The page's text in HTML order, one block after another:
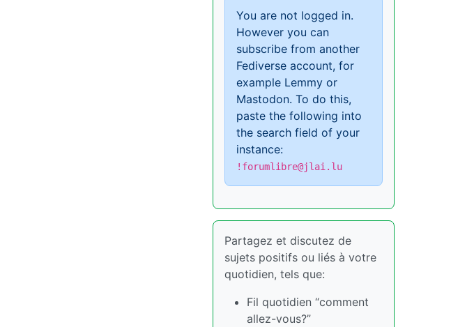
You are not logged in.
However you can
subscribe from another
Fediverse account, for
example Lemmy or
Mastodon. To do this,
paste the following into
the search field of your
instance:
!forumlibre@jlai.lu
Partagez et discutez de
sujets positifs ou liés à votre
quotidien, tels que:
Fil quotidien “comment
allez-vous?”